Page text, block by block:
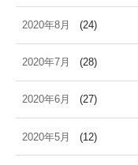
2020年8月 (24)
2020年7月 (28)
2020年6月 (27)
2020年5月 (12)